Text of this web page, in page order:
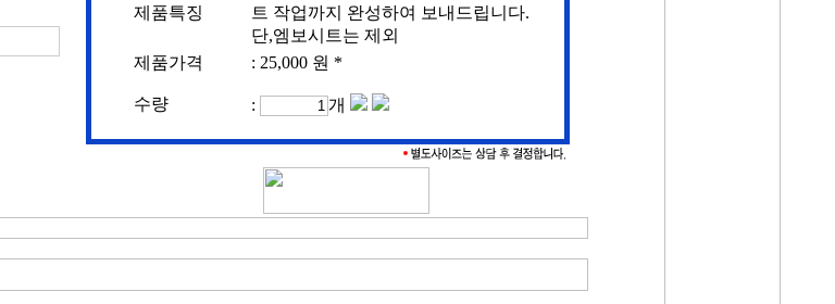
제품특징
트 작업까지 완성하여 보내드립니다.
단,엠보시트는 제외
제품가격
: 25,000 원 *
수량 : 개